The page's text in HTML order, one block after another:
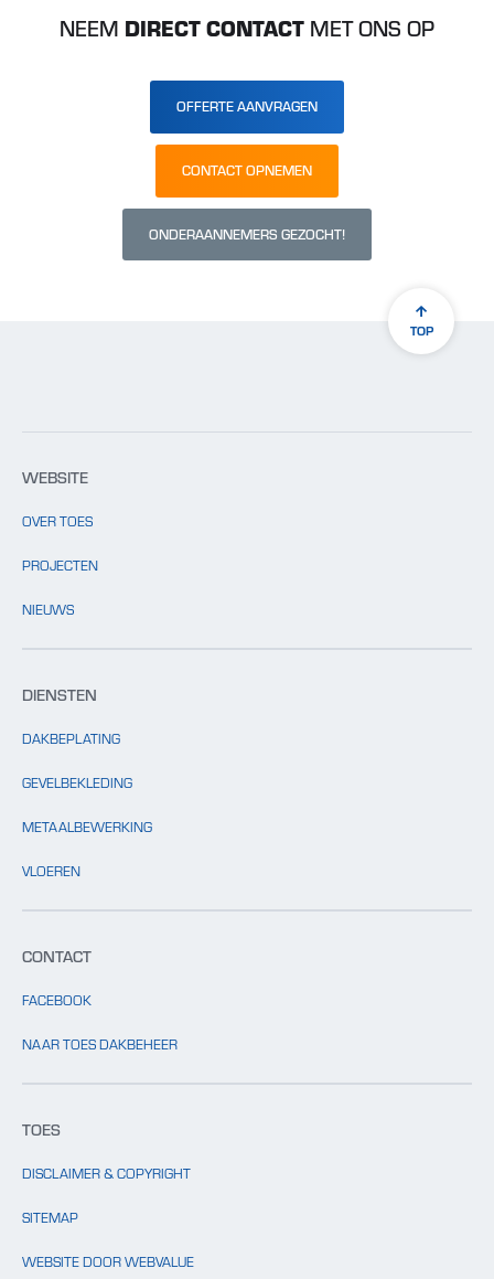
NEEM DIRECT CONTACT MET ONS OP
OFFERTE AANVRAGEN
CONTACT OPNEMEN
ONDERAANNEMERS GEZOCHT!
TOP
WEBSITE
OVER TOES
PROJECTEN
NIEUWS
DIENSTEN
DAKBEPLATING
GEVELBEKLEDING
METAALBEWERKING
VLOEREN
CONTACT
FACEBOOK
NAAR TOES DAKBEHEER
TOES
DISCLAIMER & COPYRIGHT
SITEMAP
WEBSITE DOOR WEBVALUE